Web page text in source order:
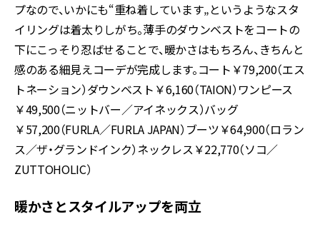
プなので、いかにも“重ね着しています„というようなスタ
イリングは着太りしがち。薄手のダウンベストをコートの
下にこっそり忍ばせることで、暖かさはもちろん、きちんと
感のある細見えコーデが完成します。コート￥79,200（エス
トネーション）ダウンベスト￥6,160（TAION）ワンピース
￥49,500（ニットバー／アイネックス）バッグ
￥57,200（FURLA／FURLA JAPAN）ブーツ￥64,900（ロラン
ス／ザ・グランドインク）ネックレス￥22,770（ソコ／
ZUTTOHOLIC）
暖かさとスタイルアップを両立